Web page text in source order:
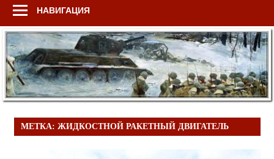
НАВИГАЦИЯ
МЕТКА: ЖИДКОСТНОЙ РАКЕТНЫЙ ДВИГАТЕЛЬ